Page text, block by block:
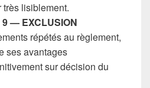
lisiblement.
— EXCLUSION
répétés au règlement,
ses avantages
sur décision du